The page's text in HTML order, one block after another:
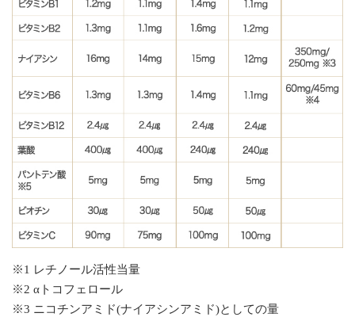
※1 レチノール活性当量
※2 αトコフェロール
※3 ニコチンアミド(ナイアシンアミド)としての量